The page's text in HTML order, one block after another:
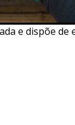
e dispõe de